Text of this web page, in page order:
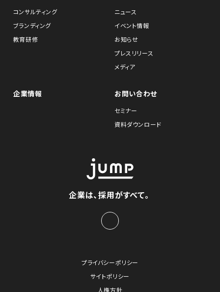
コンサルティング
ブランディング
教育研修
ニュース
イベント情報
お知らせ
プレスリリース
メディア
企業情報 お問い合わせ
セミナー
資料ダウンロード
企業は、採用がすべて。
プライバシーポリシー
サイトポリシー
人権方針